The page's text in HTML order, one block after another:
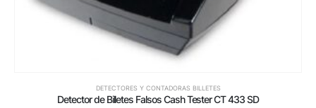
DETECTORES Y CONTADORAS BILLETES
Detector de Billetes Falsos Cash Tester CT 433 SD